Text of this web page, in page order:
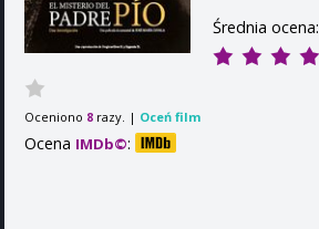
Średnia ocena:
Oceniono 8 razy. | Oceń film
Ocena IMDb©: